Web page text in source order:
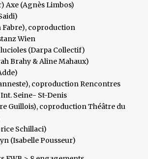
Axe (Agnès Limbos)
Fabre), coproduction
Wien
(Darpa Collectif)
Brahy & Aline Mahaux)
coproduction Rencontres
Seine- St-Denis
Guillois), coproduction Théâtre du
Schillaci)
(Isabelle Pousseur)